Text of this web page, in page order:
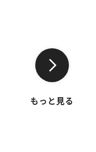
もっと見る